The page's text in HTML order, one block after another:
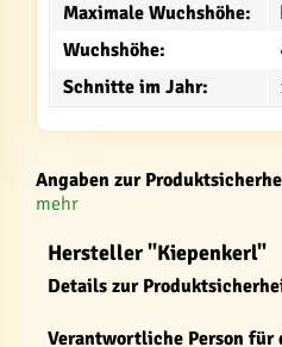
Maximale Wuchshöhe:
Wuchshöhe:
Schnitte im Jahr:
Angaben zur
mehr
Hersteller "Kiepenkerl"
Details zur
Verantwortliche Person für